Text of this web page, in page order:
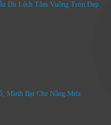
Dù Lệch Tâm Vuông Tròn Đẹp
Mành Bạt Che Nắng Mưa​